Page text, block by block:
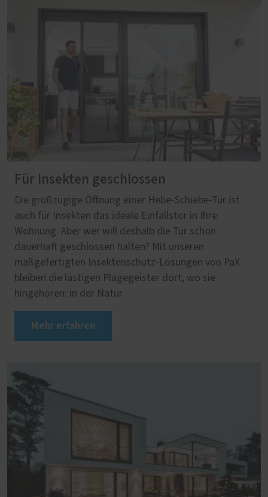
Für Insekten geschlossen
Die großzügige Öffnung einer Hebe-Schiebe-Tür ist
auch für Insekten das ideale Einfallstor in Ihre
Wohnung. Aber wer will deshalb die Tür schon
dauerhaft geschlossen halten? Mit unseren
maßgefertigten Insektenschutz-Lösungen von PaX
bleiben die lästigen Plagegeister dort, wo sie
hingehören: in der Natur.
Mehr erfahren